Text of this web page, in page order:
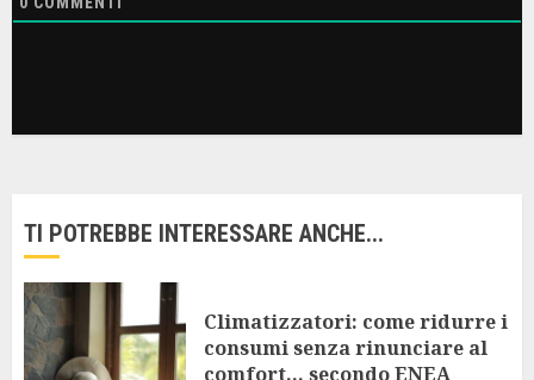
TI POTREBBE INTERESSARE ANCHE...
Climatizzatori: come ridurre i
consumi senza rinunciare al
comfort… secondo ENEA